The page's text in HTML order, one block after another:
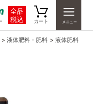
全品
税込
カート
> 液体肥料・肥料 > 液体肥料